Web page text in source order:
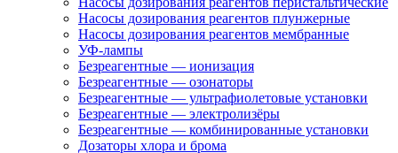
Насосы дозирования реагентов плунжерные
Насосы дозирования реагентов мембранные
УФ-лампы
Безреагентные — ионизация
Безреагентные — озонаторы
Безреагентные — ультрафиолетовые установки
Безреагентные — электролизёры
Безреагентные — комбинированные установки
Дозаторы хлора и брома